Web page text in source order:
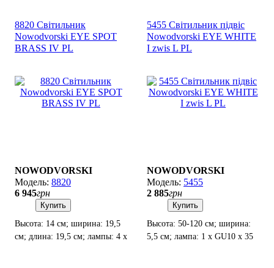
8820 Світильник
Nowodvorski EYE SPOT
BRASS IV PL
NOWODVORSKI
8820
6 945грн
Купить
Высота: 14 см; ширина: 19,5
см; длина: 19,5 см; лампы: 4 x
5455 Світильник підвіс
Nowodvorski EYE WHITE
I zwis L PL
NOWODVORSKI
5455
2 885грн
Купить
Высота: 50-120 см; ширина:
5,5 см; лампа: 1 х GU10 х 35